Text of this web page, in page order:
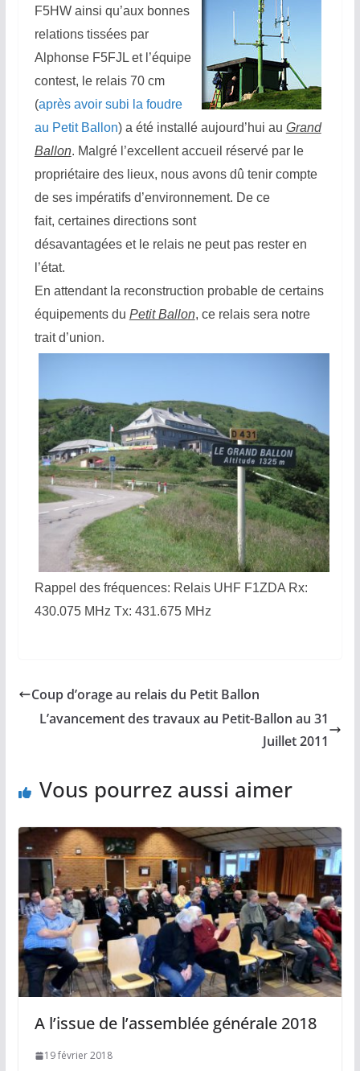
F5HW ainsi qu’aux bonnes
relations tissées par
Alphonse F5FJL et l’équipe
contest, le relais 70 cm
(après avoir subi la foudre
au Petit Ballon) a été installé aujourd’hui au Grand
Ballon. Malgré l’excellent accueil réservé par le
propriétaire des lieux, nous avons dû tenir compte
de ses impératifs d’environnement. De ce
fait, certaines directions sont
désavantagées et le relais ne peut pas rester en
l’état.
En attendant la reconstruction probable de certains
équipements du Petit Ballon, ce relais sera notre
trait d’union.
Rappel des fréquences: Relais UHF F1ZDA Rx:
430.075 MHz Tx: 431.675 MHz
Coup d’orage au relais du Petit Ballon
L’avancement des travaux au Petit-Ballon au 31
Juillet 2011
Vous pourrez aussi aimer
A l’issue de l’assemblée générale 2018
19 février 2018